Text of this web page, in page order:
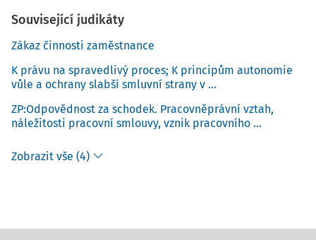
Související judikáty
Zákaz činnosti zaměstnance
K právu na spravedlivý proces; K principům autonomie
vůle a ochrany slabší smluvní strany v ...
ZP:Odpovědnost za schodek. Pracovněprávní vztah,
náležitosti pracovní smlouvy, vznik pracovního ...
Zobrazit vše (4)